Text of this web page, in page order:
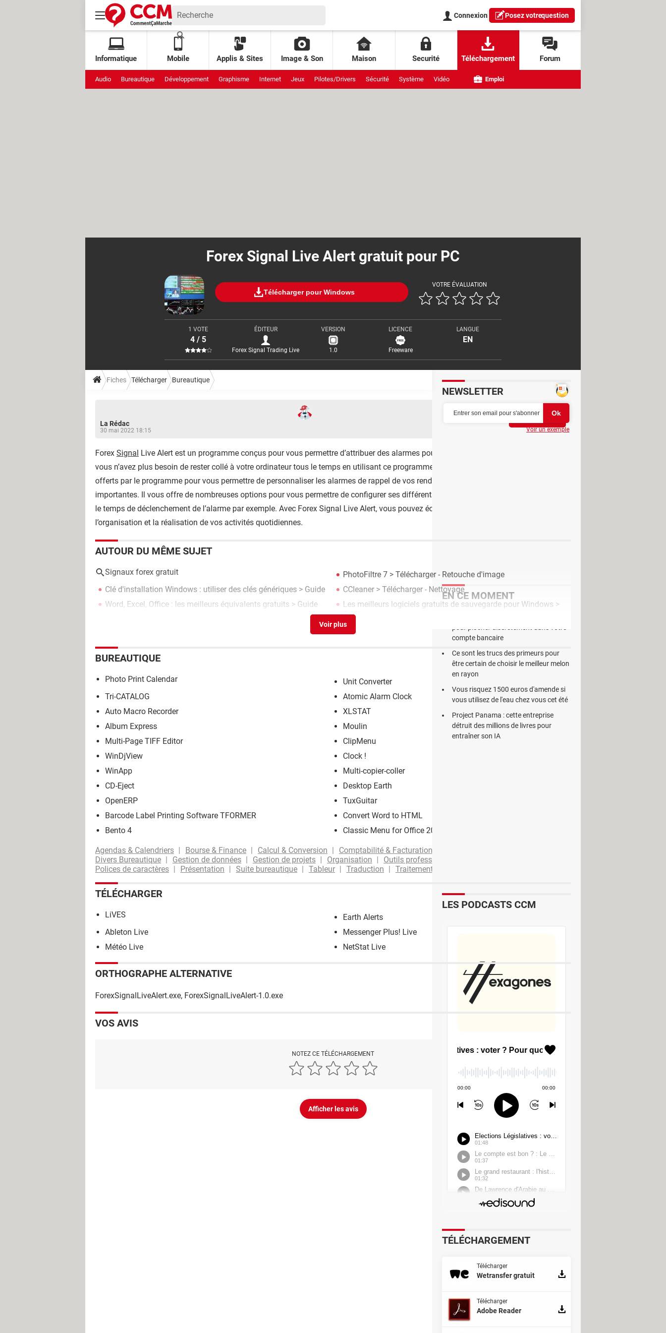
Connexion Posez votrequestion
Informatique Mobile Applis & Sites Image & Son Maison Securité Téléchargement Forum
Audio Bureautique Développement Graphisme Internet Jeux Pilotes/Drivers Sécurité Système Vidéo Emploi
Forex Signal Live Alert gratuit pour PC
Télécharger pour Windows
VOTRE ÉVALUATION
1 VOTE
4 / 5
ÉDITEUR
Forex Signal Trading Live
VERSION
1.0
LICENCE
Freeware
LANGUE
EN
Fiches Télécharger Bureautique
La Rédac
30 mai 2022 18:15
Forex Signal Live Alert est un programme conçus pour vous permettre d’attribuer des alarmes pour vos nombreuses tâches. Desormais,
vous n’avez plus besoin de rester collé à votre ordinateur tous le temps en utilisant ce programme. De nombreux signaux sonores sont
offerts par le programme pour vous permettre de personnaliser les alarmes de rappel de vos rendez-vous, vos dates ou événement
importantes. Il vous offre de nombreuses options pour vous permettre de configurer ses différents paramètres selon vos besoins comme
le temps de déclenchement de l’alarme par exemple. Avec Forex Signal Live Alert, vous pouvez économiser un temps considérable sur
l’organisation et la réalisation de vos activités quotidiennes.
AUTOUR DU MÊME SUJET
Signaux forex gratuit PhotoFiltre 7 > Télécharger - Retouche d'image
Clé d'installation Windows : utiliser des clés génériques > Guide CCleaner > Télécharger - Nettoyage
Word, Excel, Office : les meilleurs équivalents gratuits > Guide Les meilleurs logiciels gratuits de sauvegarde pour Windows >
Guide
BUREAUTIQUE
Photo Print Calendar
Unit Converter
Tri-CATALOG
Atomic Alarm Clock
Auto Macro Recorder
XLSTAT
Album Express
Moulin
Multi-Page TIFF Editor
ClipMenu
WinDjView
Clock !
WinApp
Multi-copier-coller
CD-Eject
Desktop Earth
OpenERP
TuxGuitar
Barcode Label Printing Software TFORMER
Convert Word to HTML
Bento 4
Classic Menu for Office 2007
Agendas & Calendriers Bourse & Finance Calcul & Conversion Comptabilité & Facturation
Divers Bureautique
Gestion de données Gestion de projets Organisation Outils professionnels
Polices de caractères
Présentation Suite bureautique Tableur Traduction Traitement de texte
TÉLÉCHARGER
LiVES
Earth Alerts
Ableton Live
Messenger Plus! Live
Météo Live
NetStat Live
ORTHOGRAPHE ALTERNATIVE
ForexSignalLiveAlert.exe, ForexSignalLiveAlert-1.0.exe
VOS AVIS
NOTEZ CE TÉLÉCHARGEMENT
Afficher les avis
NEWSLETTER
Voir un exemple
EN CE MOMENT
compte bancaire
Ce sont les trucs des primeurs pour
être certain de choisir le meilleur melon
en rayon
Vous risquez 1500 euros d'amende si
vous utilisez de l'eau chez vous cet été
Project Panama : cette entreprise
détruit des millions de livres pour
entraîner son IA
LES PODCASTS CCM
TÉLÉCHARGEMENT
Télécharger
Wetransfer gratuit
Télécharger
Adobe Reader